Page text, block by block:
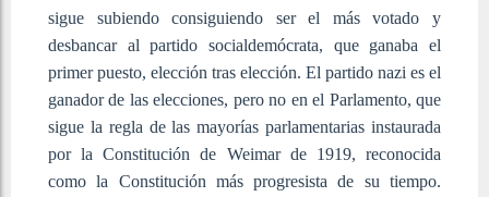
sigue subiendo consiguiendo ser el más votado y
desbancar al partido socialdemócrata, que ganaba el
primer puesto, elección tras elección. El partido nazi es el
ganador de las elecciones, pero no en el Parlamento, que
sigue la regla de las mayorías parlamentarias instaurada
por la Constitución de Weimar de 1919, reconocida
como la Constitución más progresista de su tiempo.